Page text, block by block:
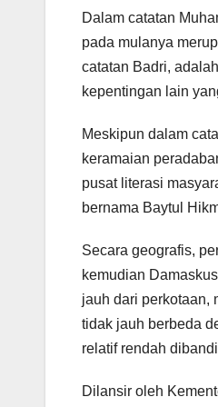
Dalam catatan
pada mulanya
catatan Badri,
kepentingan lain
Meskipun dalam
keramaian
pusat literasi
bernama Baytul
Secara geografis,
kemudian
jauh dari perkotaan,
tidak jauh berbeda
relatif rendah
Dilansir oleh